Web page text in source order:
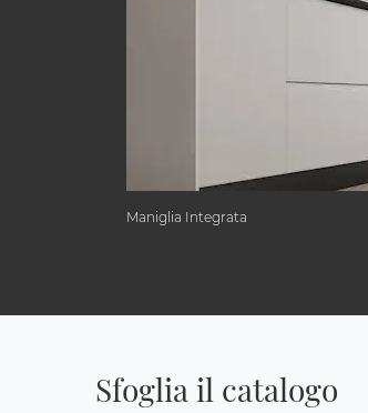
Maniglia Integrata
Sfoglia il catalogo